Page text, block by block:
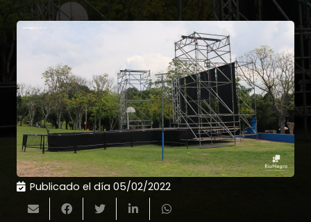
Publicado el día 05/02/2022